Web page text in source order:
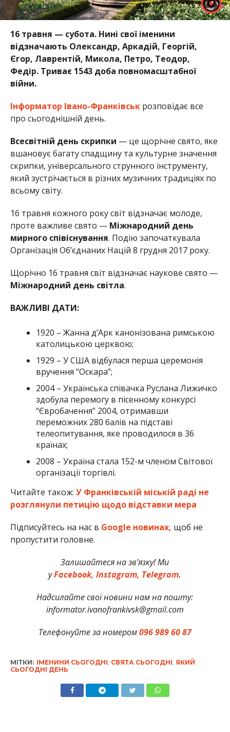
16 травня — субота. Нині свої іменини
відзначають Олександр, Аркадій, Георгій,
Єгор, Лаврентій, Микола, Петро, Теодор,
Федір. Триває 1543 доба повномасштабної
війни.
Інформатор Івано-Франківськрозповідає все
про сьогоднішній день.
Всесвітній день скрипки — це щорічне свято, яке
вшановує багату спадщину та культурне значення
скрипки, універсального струнного інструменту,
який зустрічається в різних музичних традиціях по
всьому світу.
16 травня кожного року світ відзначає молоде,
проте важливе свято — Міжнародний день
мирного співіснування. Подію започаткувала
Організація Об’єднаних Націй 8 грудня 2017 року.
Щорічно 16 травня світ відзначає наукове свято —
Міжнародний день світла.
ВАЖЛИВІ ДАТИ:
1920 – Жанна д’Арк канонізована римською
католицькою церквою;
1929 – У США відбулася перша церемонія
вручення “Оскара”;
2004 – Українська співачка Руслана Лижичко
здобула перемогу в пісенному конкурсі
“Євробачення” 2004, отримавши
переможних 280 балів на підставі
телеопитування, яке проводилося в 36
країнах;
2008 – Україна стала 152-м членом Світової
організації торгівлі.
Читайте також: У Франківській міській раді не
розглянули петицію щодо відставки мера
Підписуйтесь на нас в Google новинах, щоб не
пропустити головне.
Залишайтеся на зв’язку! Ми
уFacebook, Instagram, Telegram.
Надсилайте свої новини нам на пошту:
informator.ivanofrankivsk@gmail.com
Телефонуйте за номером096 989 60 87
МІТКИ: ІМЕНИНИ СЬОГОДНІ СВЯТА СЬОГОДНІ ЯКИЙ
СЬОГОДНІ ДЕНЬ